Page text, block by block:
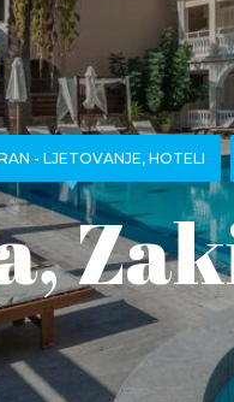
- LJETOVANJE, HOTELI